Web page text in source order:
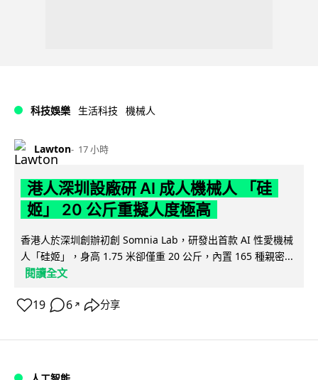
科技娛樂 生活科技 機械人
Lawton 17 小時
港人深圳設廠研 AI 成人機械人 「硅
姬」 20 公斤重擬人度極高
香港人於深圳創辦初創 Somnia Lab，研發出首款 AI 性愛機械
人「硅姬」，身高 1.75 米卻僅重 20 公斤，內置 165 種親密...
閱讀全文
19 6 ↗ 分享